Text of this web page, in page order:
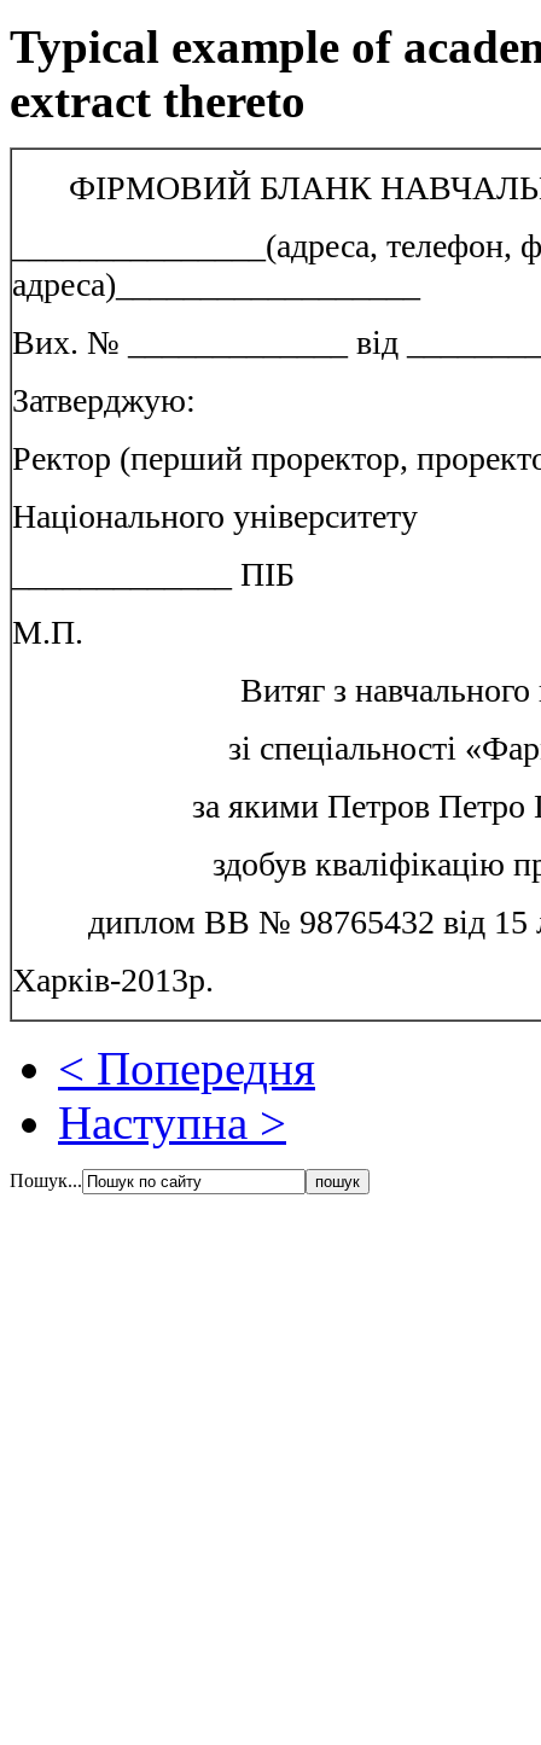
Typical example of
extract thereto
ФІРМОВИЙ БЛАНК
_______________(адреса, телефон,
адреса)__________________
Вих. № _____________ від
Затверджую:
Ректор (перший проректор,
Національного університету
_____________ ПІБ
М.П.
Витяг з
зі спеціальності
за якими Петров Петро
здобув кваліфікацію
диплом ВВ № 98765432 від 15
Харків-2013р.
< Попередня
Наступна >
Пошук...